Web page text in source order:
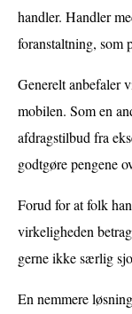
handler. Handler
foranstaltning, som
Generelt anbefaler
mobilen. Som en
afdragstilbud fra
godtgøre pengene
Forud for at folk
virkeligheden
gerne ikke særlig
En nemmere